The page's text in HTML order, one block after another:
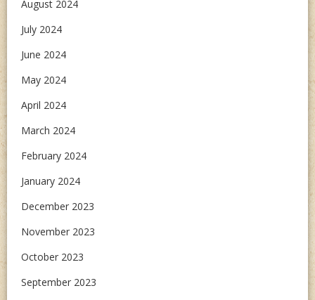
August 2024
July 2024
June 2024
May 2024
April 2024
March 2024
February 2024
January 2024
December 2023
November 2023
October 2023
September 2023